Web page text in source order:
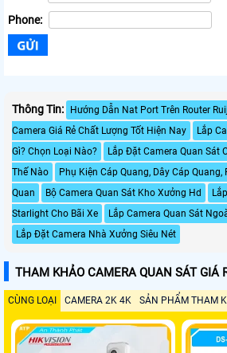
Phone:
Thông Tin: Hướng Dẫn Nat Port Trên Router
Camera Giá Rẻ Chất Lượng Tốt Hiện Nay
Lắp
Gì? Chọn Loại Nào?
Lắp Đặt Camera Quan Sát
Thế Nào
Phụ Kiện Cáp Quang, Dây Cáp
Quan
Bộ Camera Quan Sát Kho Xưởng Hd
Starlight Cho Bãi Xe
Lắp Camera Quan Sát
Lắp Đặt Camera Nhà Xưởng Siêu Nét
THAM KHẢO CAMERA QUAN SÁT GIÁ
CÙNG LOẠI CAMERA 2K 4K SẢN PHẨM THAM